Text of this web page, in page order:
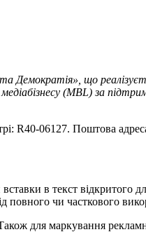
Демократія», що
(MBL) за
R40-06127. Поштова
в текст відкритого
чи часткового
для маркування